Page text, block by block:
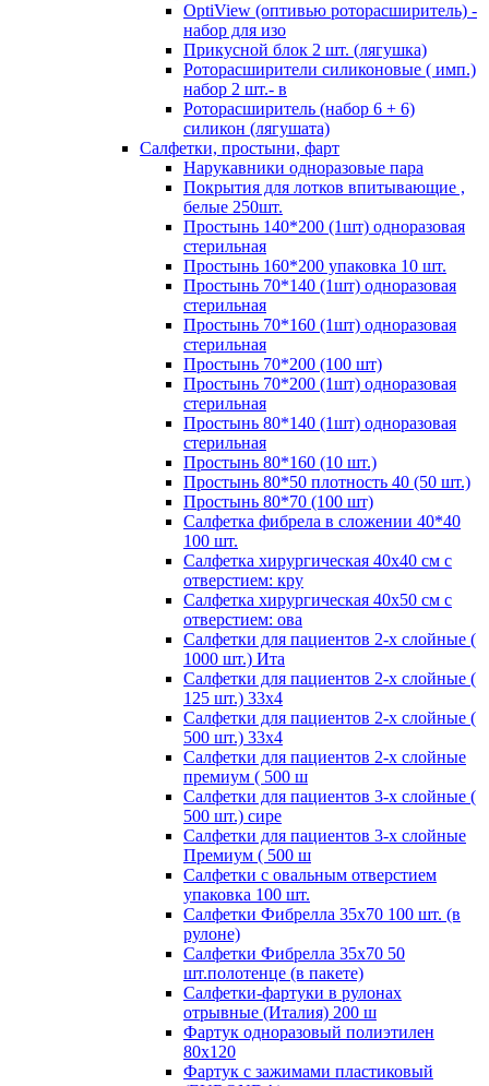
OptiView (оптивью роторасширитель) -
набор для изо
Прикусной блок 2 шт. (лягушка)
Роторасширители силиконовые ( имп.)
набор 2 шт.- в
Роторасширитель (набор 6 + 6)
силикон (лягушата)
Салфетки, простыни, фарт
Нарукавники одноразовые пара
Покрытия для лотков впитывающие ,
белые 250шт.
Простынь 140*200 (1шт) одноразовая
стерильная
Простынь 160*200 упаковка 10 шт.
Простынь 70*140 (1шт) одноразовая
стерильная
Простынь 70*160 (1шт) одноразовая
стерильная
Простынь 70*200 (100 шт)
Простынь 70*200 (1шт) одноразовая
стерильная
Простынь 80*140 (1шт) одноразовая
стерильная
Простынь 80*160 (10 шт.)
Простынь 80*50 плотность 40 (50 шт.)
Простынь 80*70 (100 шт)
Салфетка фибрела в сложении 40*40
100 шт.
Салфетка хирургическая 40х40 см с
отверстием: кру
Салфетка хирургическая 40х50 см с
отверстием: ова
Салфетки для пациентов 2-х слойные (
1000 шт.) Ита
Салфетки для пациентов 2-х слойные (
125 шт.) 33х4
Салфетки для пациентов 2-х слойные (
500 шт.) 33х4
Салфетки для пациентов 2-х слойные
премиум ( 500 ш
Салфетки для пациентов 3-х слойные (
500 шт.) сире
Салфетки для пациентов 3-х слойные
Премиум ( 500 ш
Салфетки с овальным отверстием
упаковка 100 шт.
Салфетки Фибрелла 35х70 100 шт. (в
рулоне)
Салфетки Фибрелла 35х70 50
шт.полотенце (в пакете)
Салфетки-фартуки в рулонах
отрывные (Италия) 200 ш
Фартук одноразовый полиэтилен
80х120
Фартук с зажимами пластиковый